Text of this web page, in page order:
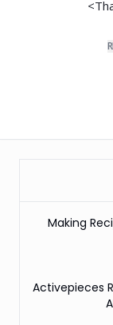
Making
Activepieces